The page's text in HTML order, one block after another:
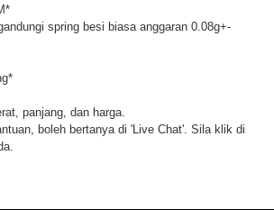
spring besi biasa anggaran 0.08g+-
panjang, dan harga.
boleh bertanya di 'Live Chat'. Sila klik di